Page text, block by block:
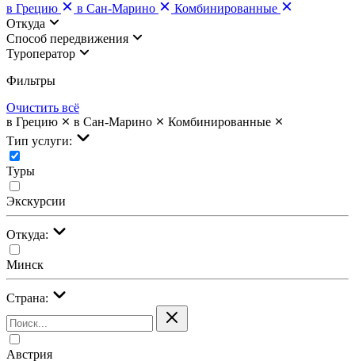
в Грецию
в Сан-Марино
Комбинированные
Откуда
Cпособ передвижения
Туроператор
Фильтры
Очистить всё
в Грецию
в Сан-Марино
Комбинированные
Тип услуги:
Туры
Экскурсии
Откуда:
Минск
Страна:
Австрия